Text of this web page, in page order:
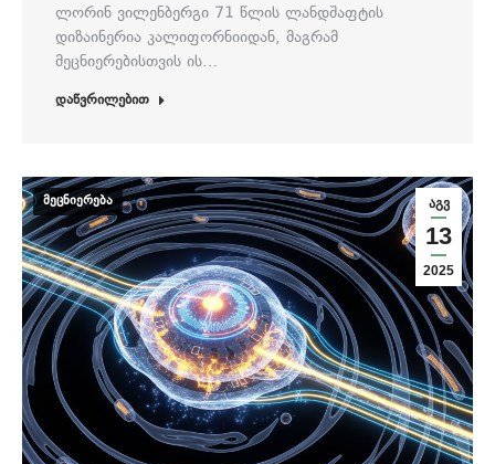
ლორინ ვილენბერგი 71 წლის ლანდშაფტის
დიზაინერია კალიფორნიიდან, მაგრამ
მეცნიერებისთვის ის…
დაწვრილებით
აგვ
13
2025
მეცნიერება